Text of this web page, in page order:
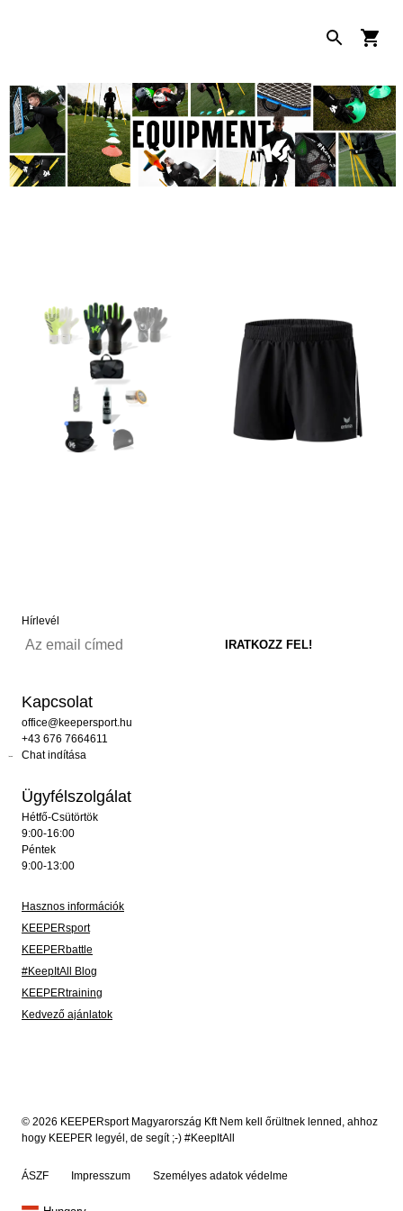
Hírlevél
Kapcsolat
office@keepersport.hu
+43 676 7664611
Chat indítása
Ügyfélszolgálat
Hétfő-Csütörtök
9:00-16:00
Péntek
9:00-13:00
Hasznos információk
KEEPERsport
KEEPERbattle
#KeepItAll Blog
KEEPERtraining
Kedvező ajánlatok
© 2026 KEEPERsport Magyarország Kft Nem kell őrültnek lenned, ahhoz
hogy KEEPER legyél, de segít ;-) #KeepItAll
ÁSZF Impresszum Személyes adatok védelme